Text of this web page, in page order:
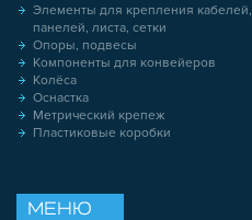
Элементы для крепления кабелей,
панелей, листа, сетки
Опоры, подвесы
Компоненты для конвейеров
Колёса
Оснастка
Метрический крепеж
Пластиковые коробки
МЕНЮ